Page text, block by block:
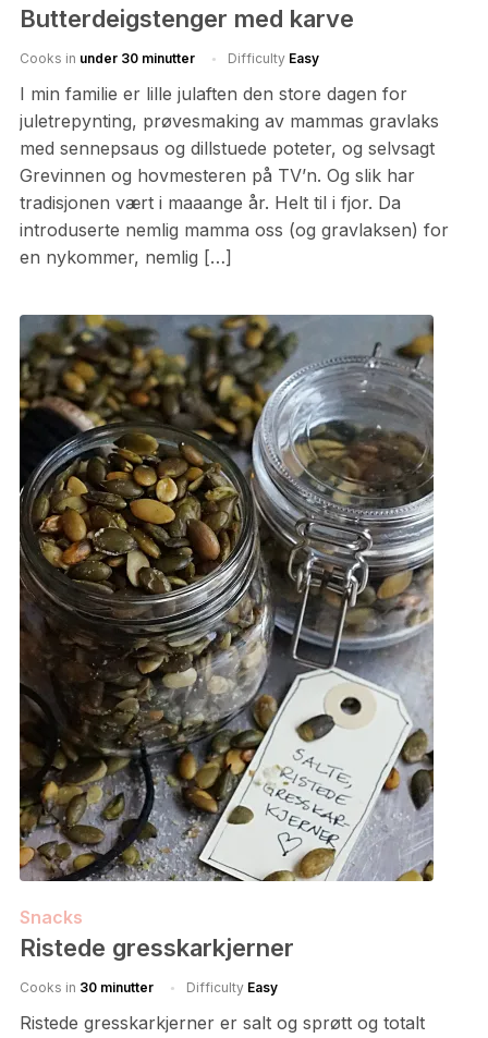
Butterdeigstenger med karve
Cooks in under 30 minutter Difficulty Easy
I min familie er lille julaften den store dagen for
juletrepynting, prøvesmaking av mammas gravlaks
med sennepsaus og dillstuede poteter, og selvsagt
Grevinnen og hovmesteren på TV’n. Og slik har
tradisjonen vært i maaange år. Helt til i fjor. Da
introduserte nemlig mamma oss (og gravlaksen) for
en nykommer, nemlig […]
Snacks
Ristede gresskarkjerner
Cooks in 30 minutter Difficulty Easy
Ristede gresskarkjerner er salt og sprøtt og totalt